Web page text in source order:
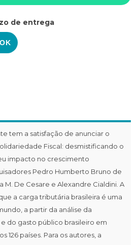
de entrega
tem a satisfação de anunciar o
Fiscal: desmistificando o
impacto no crescimento
Pedro Humberto Bruno de
M. De Cesare e Alexandre Cialdini. A
a carga tributária brasileira é uma
a partir da análise da
do gasto público brasileiro em
126 países. Para os autores, a